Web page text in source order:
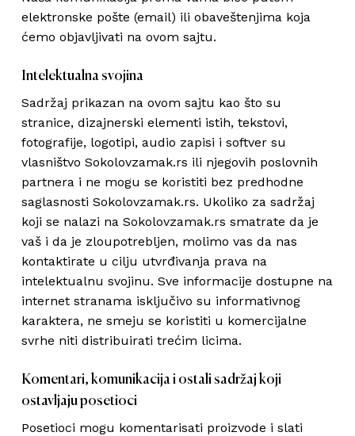
elektronske pošte (email) ili obaveštenjima koja
ćemo objavljivati na ovom sajtu.
Intelektualna svojina
Sadržaj prikazan na ovom sajtu kao što su
stranice, dizajnerski elementi istih, tekstovi,
fotografije, logotipi, audio zapisi i softver su
vlasništvo Sokolovzamak.rs ili njegovih poslovnih
partnera i ne mogu se koristiti bez predhodne
saglasnosti Sokolovzamak.rs. Ukoliko za sadržaj
koji se nalazi na Sokolovzamak.rs smatrate da je
vaš i da je zloupotrebljen, molimo vas da nas
kontaktirate u cilju utvrđivanja prava na
intelektualnu svojinu. Sve informacije dostupne na
internet stranama isključivo su informativnog
karaktera, ne smeju se koristiti u komercijalne
svrhe niti distribuirati trećim licima.
Komentari, komunikacija i ostali sadržaj koji
ostavljaju posetioci
Posetioci mogu komentarisati proizvode i slati